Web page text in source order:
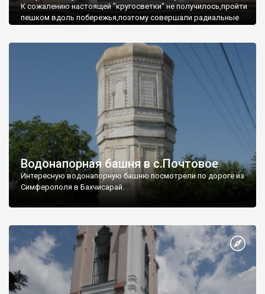
К сожалению настоящей "кругосветки" не получилось,пройти
пешком вдоль побережья,поэтому совершали радиальные
Водонапорная башня в с.Почтовое
Интересную водонапорную башню посмотрели по дороге из
Симферополя в Бахчисарай.